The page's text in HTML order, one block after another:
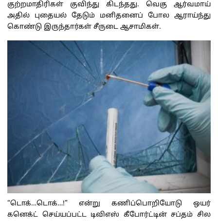
குற்றமாதிரிகள் குவிந்து கிடந்தது. வெகு ஆர்வமாய்
அதில் புதையல் தேடும் மனிதனைப் போல ஆராய்ந்து
கொண்டு இருந்தார்கள் சீருடை ஆசாமிகள்.
“டொக்…டொக்…!” என்று கணிப்பொறியோடு ஒயர்
கனெக்ட் செய்யப்பட்ட டிவிஎஸ் கீபோர்ட்டின் சப்தம் சில